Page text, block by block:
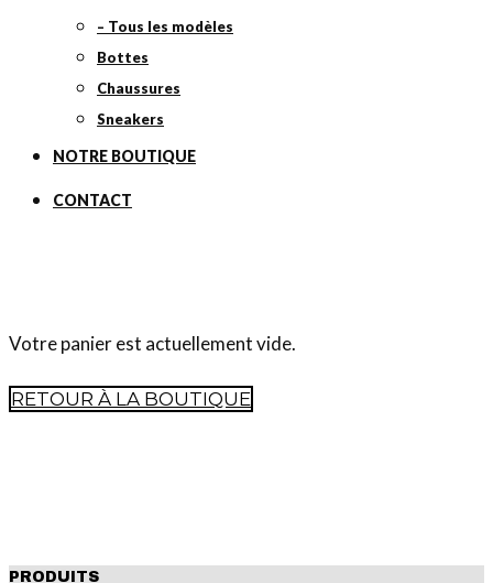
– Tous les modèles
Bottes
Chaussures
Sneakers
NOTRE BOUTIQUE
CONTACT
Votre panier est actuellement vide.
RETOUR À LA BOUTIQUE
PRODUITS